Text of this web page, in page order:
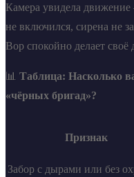
Камера увидела
не включился, сирена не
Вор спокойно делает
📊 Таблица: Насколько
«чёрных бригад»?
Признак
Забор с дырами или без